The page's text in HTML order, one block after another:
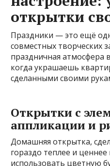
открытки
Праздники — это ещё
совместных творческих
праздничная атмосфера
когда украшаешь
сделанными своими
Открытки с
аппликации и
Домашняя открытка,
гораздо теплее и
использовать цветную